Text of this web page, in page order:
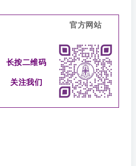
长按二维码
关注我们
官方网站